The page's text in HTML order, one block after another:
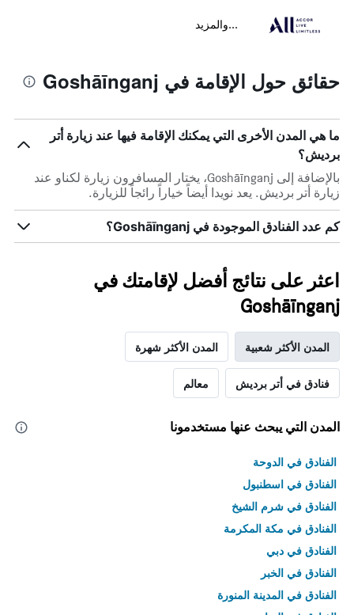
...والمزيد
حقائق حول الإقامة في Goshāīnganj
ما هي المدن الأخرى التي يمكنك الإقامة فيها عند زيارة أتر
برديش؟
بالإضافة إلى Goshāīnganj، يختار المسافرون زيارة لكناو عند
زيارة أتر برديش. يعد نويدا أيضاً خياراً رائجاً للزيارة.
كم عدد الفنادق الموجودة في Goshāīnganj؟
اعثر على نتائج أفضل لإقامتك في
Goshāīnganj
المدن الأكثر شعبية المدن الأكثر شهرة
فنادق في أتر برديش معالم
المدن التي يبحث عنها مستخدمونا
الفنادق في الدوحة
الفنادق في اسطنبول
الفنادق في شرم الشيخ
الفنادق في مكة المكرمة
الفنادق في دبي
الفنادق في الخبر
الفنادق في المدينة المنورة